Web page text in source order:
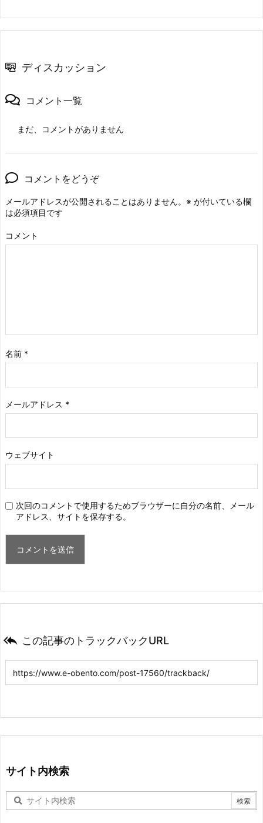
ディスカッション
コメント一覧
まだ、コメントがありません
コメントをどうぞ
メールアドレスが公開されることはありません。 ※ が付いている欄
は必須項目です
コメント
名前 *
メールアドレス *
ウェブサイト
次回のコメントで使用するためブラウザーに自分の名前、メール
アドレス、サイトを保存する。
 この記事のトラックバックURL
サイト内検索